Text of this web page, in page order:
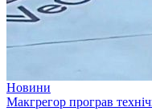
Новини
Макгрегор програв